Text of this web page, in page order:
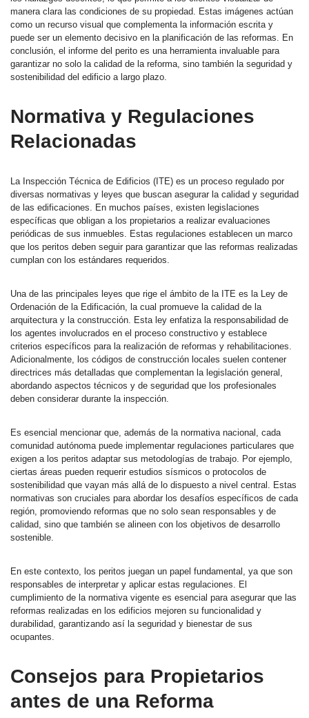
manera clara las condiciones de su propiedad. Estas imágenes actúan
como un recurso visual que complementa la información escrita y
puede ser un elemento decisivo en la planificación de las reformas. En
conclusión, el informe del perito es una herramienta invaluable para
garantizar no solo la calidad de la reforma, sino también la seguridad y
sostenibilidad del edificio a largo plazo.
Normativa y Regulaciones
Relacionadas
La Inspección Técnica de Edificios (ITE) es un proceso regulado por
diversas normativas y leyes que buscan asegurar la calidad y seguridad
de las edificaciones. En muchos países, existen legislaciones
específicas que obligan a los propietarios a realizar evaluaciones
periódicas de sus inmuebles. Estas regulaciones establecen un marco
que los peritos deben seguir para garantizar que las reformas realizadas
cumplan con los estándares requeridos.
Una de las principales leyes que rige el ámbito de la ITE es la Ley de
Ordenación de la Edificación, la cual promueve la calidad de la
arquitectura y la construcción. Esta ley enfatiza la responsabilidad de
los agentes involucrados en el proceso constructivo y establece
criterios específicos para la realización de reformas y rehabilitaciones.
Adicionalmente, los códigos de construcción locales suelen contener
directrices más detalladas que complementan la legislación general,
abordando aspectos técnicos y de seguridad que los profesionales
deben considerar durante la inspección.
Es esencial mencionar que, además de la normativa nacional, cada
comunidad autónoma puede implementar regulaciones particulares que
exigen a los peritos adaptar sus metodologías de trabajo. Por ejemplo,
ciertas áreas pueden requerir estudios sísmicos o protocolos de
sostenibilidad que vayan más allá de lo dispuesto a nivel central. Estas
normativas son cruciales para abordar los desafíos específicos de cada
región, promoviendo reformas que no solo sean responsables y de
calidad, sino que también se alineen con los objetivos de desarrollo
sostenible.
En este contexto, los peritos juegan un papel fundamental, ya que son
responsables de interpretar y aplicar estas regulaciones. El
cumplimiento de la normativa vigente es esencial para asegurar que las
reformas realizadas en los edificios mejoren su funcionalidad y
durabilidad, garantizando así la seguridad y bienestar de sus
ocupantes.
Consejos para Propietarios
antes de una Reforma